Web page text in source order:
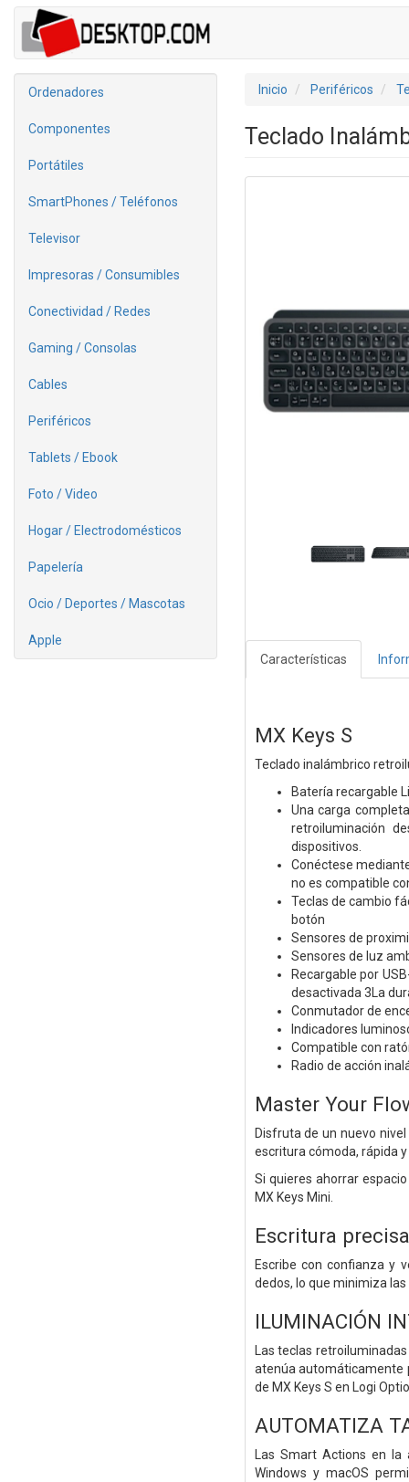
Ordenadores
Componentes
Portátiles
SmartPhones / Teléfonos
Televisor
Impresoras / Consumibles
Conectividad / Redes
Gaming / Consolas
Cables
Periféricos
Tablets / Ebook
Foto / Video
Hogar / Electrodomésticos
Papelería
Ocio / Deportes / Mascotas
Apple
Inicio Periféricos
Teclado
Características
MX Keys S
Teclado inalámbrico
Batería recargable
Una carga
retroiluminación
dispositivos.
Conéctese
no es compatible
Teclas de cambio
botón
Sensores de
Sensores de luz
Recargable por
desactivada 3La
Conmutador de
Indicadores
Compatible con
Radio de acción
Master Your
Disfruta de un nuevo
escritura cómoda, rápida
Si quieres ahorrar
MX Keys Mini.
Escritura
Escribe con confianza y
dedos, lo que minimiza
ILUMINACIÓN
Las teclas
atenúa automáticamente
de MX Keys S en Logi
AUTOMATIZA
Las Smart Actions en la
Windows y macOS